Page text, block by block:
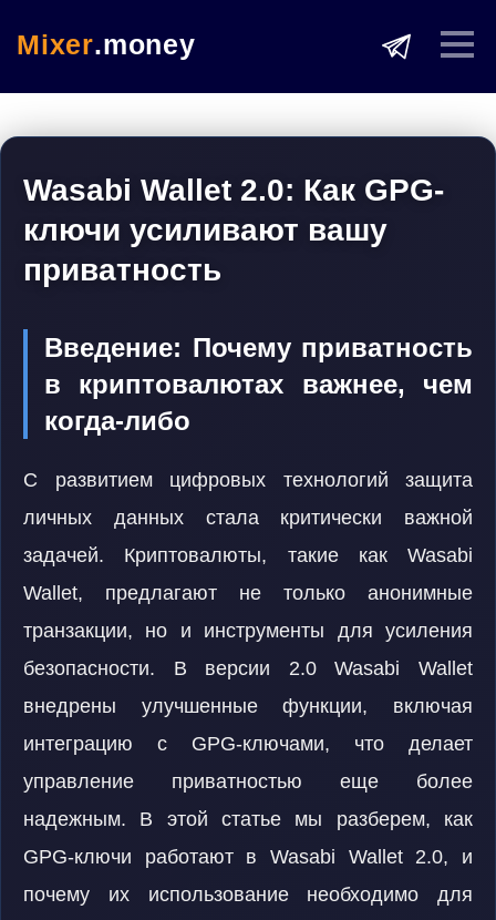
Mixer.money
Wasabi Wallet 2.0: Как GPG-
ключи усиливают вашу
приватность
Введение: Почему приватность
в криптовалютах важнее, чем
когда-либо
С развитием цифровых технологий защита
личных данных стала критически важной
задачей. Криптовалюты, такие как Wasabi
Wallet, предлагают не только анонимные
транзакции, но и инструменты для усиления
безопасности. В версии 2.0 Wasabi Wallet
внедрены улучшенные функции, включая
интеграцию с GPG-ключами, что делает
управление приватностью еще более
надежным. В этой статье мы разберем, как
GPG-ключи работают в Wasabi Wallet 2.0, и
почему их использование необходимо для